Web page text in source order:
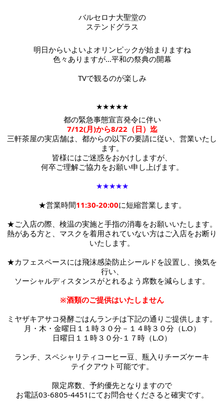
バルセロナ大聖堂の
ステンドグラス
明日からいよいよオリンピックが始まりますね
色々ありますが…平和の祭典の開幕
TVで観るのが楽しみ
★★★★★
都の緊急事態宣言発令に伴い
7/12(月)から8/22（日）迄
三軒茶屋の実店舗は、都からの以下の要請に従い、営業いたし
ます。
皆様にはご迷惑をおかけしますが、
何卒ご理解ご協力をお願い申し上げます。
★★★★★
★営業時間11:30-20:00に短縮営業します。
★ご入店の際、検温の実施と手指の消毒をお願いいたします。
熱がある方と、マスクを着用されていない方はご入店をお断り
いたします。
★カフェスペースには飛沫感染防止シールドを設置し、換気を
行い、
ソーシャルディスタンスがとれるよう席数を減らします。
※酒類のご提供はいたしません
ミヤザキアサコ発酵ごはんランチは下記の通りご提供します。
月・木・金曜日１１時３０分－１４時３０分（L.O）
日曜日１１時３０分-１７時 （L.O）
ランチ、スペシャリティコーヒー豆、瓶入りチーズケーキ
テイクアウト可能です。
限定席数、予約優先となりますので
お電話03-6805-4451にてお問合せくださると確実です。